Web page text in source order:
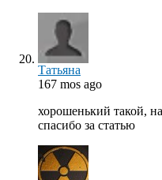
Татьяна
167 mos ago
хорошенький такой,
спасибо за статью